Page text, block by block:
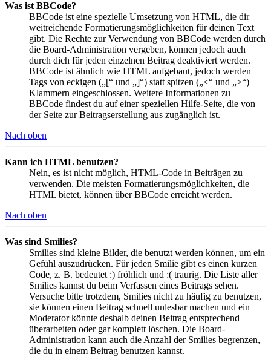
Was ist BBCode?
BBCode ist eine spezielle Umsetzung von HTML, die dir
weitreichende Formatierungsmöglichkeiten für deinen Text
gibt. Die Rechte zur Verwendung von BBCode werden durch
die Board-Administration vergeben, können jedoch auch
durch dich für jeden einzelnen Beitrag deaktiviert werden.
BBCode ist ähnlich wie HTML aufgebaut, jedoch werden
Tags von eckigen („[“ und „]“) statt spitzen („<“ und „>“)
Klammern eingeschlossen. Weitere Informationen zu
BBCode findest du auf einer speziellen Hilfe-Seite, die von
der Seite zur Beitragserstellung aus zugänglich ist.
Nach oben
Kann ich HTML benutzen?
Nein, es ist nicht möglich, HTML-Code in Beiträgen zu
verwenden. Die meisten Formatierungsmöglichkeiten, die
HTML bietet, können über BBCode erreicht werden.
Nach oben
Was sind Smilies?
Smilies sind kleine Bilder, die benutzt werden können, um ein
Gefühl auszudrücken. Für jeden Smilie gibt es einen kurzen
Code, z. B. bedeutet :) fröhlich und :( traurig. Die Liste aller
Smilies kannst du beim Verfassen eines Beitrags sehen.
Versuche bitte trotzdem, Smilies nicht zu häufig zu benutzen,
sie können einen Beitrag schnell unlesbar machen und ein
Moderator könnte deshalb deinen Beitrag entsprechend
überarbeiten oder gar komplett löschen. Die Board-
Administration kann auch die Anzahl der Smilies begrenzen,
die du in einem Beitrag benutzen kannst.